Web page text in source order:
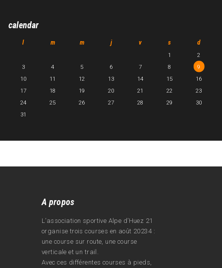
calendar
l m m j v s d
1
2
3
4 5 6 7 8
9
10
11 12 13 14 15
16
17
18 19 20 21 22
23
24
25 26 27 28 29
30
31
A propos
L’association sportive Alpe d’Huez 21
organise trois courses en août 20234 :
une course sur route, une course
verticale et un trail.
Avec ces différentes courses à pieds,